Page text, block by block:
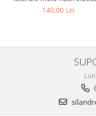
Suporti prindere cutii/genti
Remorci & Trolii
motocicleta
140,00 Lei